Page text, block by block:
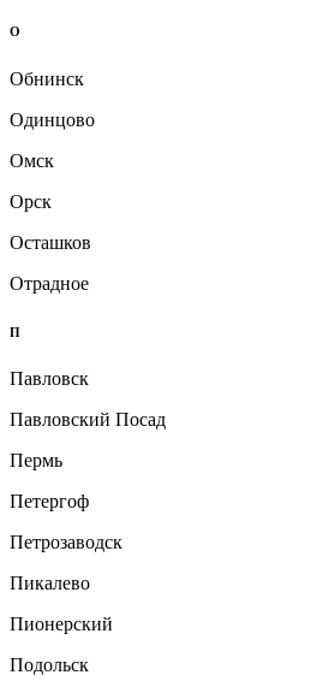
О
Обнинск
Одинцово
Омск
Орск
Осташков
Отрадное
П
Павловск
Павловский Посад
Пермь
Петергоф
Петрозаводск
Пикалево
Пионерский
Подольск